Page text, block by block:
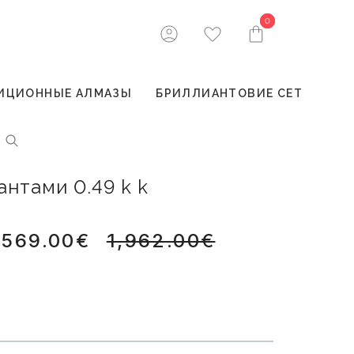
0
0
АЛМАЗЫ БРИЛЛИАНТОВИЕ СЕТ
0.49 k k
1,962.00€